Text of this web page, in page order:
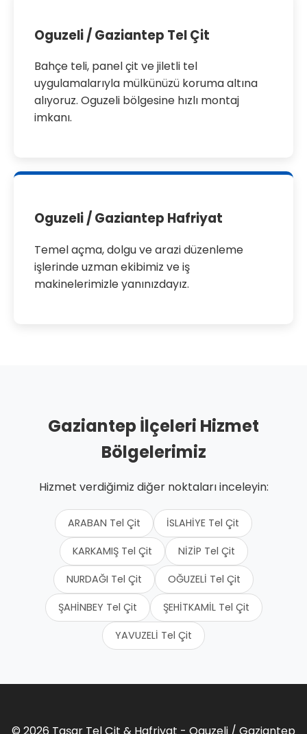
Oguzeli / Gaziantep Tel Çit
Bahçe teli, panel çit ve jiletli tel
uygulamalarıyla mülkünüzü koruma altına
alıyoruz. Oguzeli bölgesine hızlı montaj
imkanı.
Oguzeli / Gaziantep Hafriyat
Temel açma, dolgu ve arazi düzenleme
işlerinde uzman ekibimiz ve iş
makinelerimizle yanınızdayız.
Gaziantep İlçeleri Hizmet
Bölgelerimiz
Hizmet verdiğimiz diğer noktaları inceleyin:
ARABAN Tel Çit İSLAHİYE Tel Çit
KARKAMIŞ Tel Çit NİZİP Tel Çit
NURDAĞI Tel Çit OĞUZELİ Tel Çit
ŞAHİNBEY Tel Çit ŞEHİTKAMİL Tel Çit
YAVUZELİ Tel Çit